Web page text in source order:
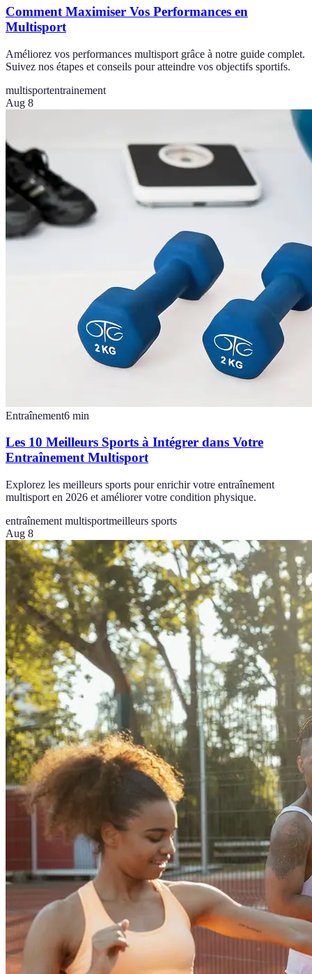
Comment Maximiser Vos Performances en
Multisport
Améliorez vos performances multisport grâce à notre guide complet.
Suivez nos étapes et conseils pour atteindre vos objectifs sportifs.
multisportentrainement
Aug 8
Entraînement6 min
Les 10 Meilleurs Sports à Intégrer dans Votre
Entraînement Multisport
Explorez les meilleurs sports pour enrichir votre entraînement
multisport en 2026 et améliorer votre condition physique.
entraînement multisportmeilleurs sports
Aug 8